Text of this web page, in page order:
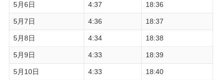
5月6日 4:37 18:36
5月7日 4:36 18:37
5月8日 4:34 18:38
5月9日 4:33 18:39
5月10日 4:33 18:40